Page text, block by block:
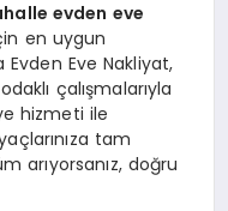
evden eve
en uygun
Eve Nakliyat,
çalışmalarıyla
hizmeti ile
tam
arıyorsanız, doğru